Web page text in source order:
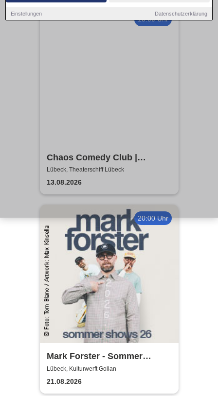
Einstellungen Datenschutzerklärung
19:00 Uhr
Chaos Comedy Club |
Theaterschiff Lübeck
Lübeck, Theaterschiff Lübeck
13.08.2026
20:00 Uhr
Mark Forster - Sommer
Shows 2026
Lübeck, Kulturwerft Gollan
21.08.2026